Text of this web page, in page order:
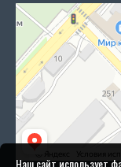
Наш сайт использует